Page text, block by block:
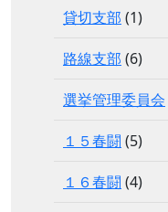
貸切支部 (1)
路線支部 (6)
選挙管理委員会
１５春闘 (5)
１６春闘 (4)